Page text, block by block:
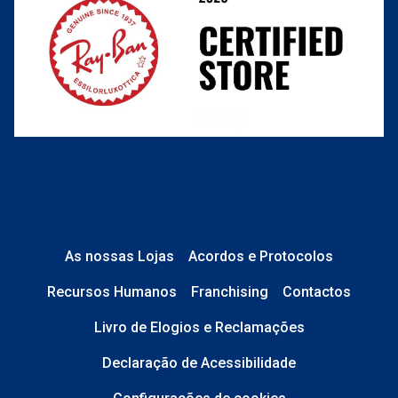
As nossas Lojas Acordos e Protocolos
Recursos Humanos Franchising Contactos
Livro de Elogios e Reclamações
Declaração de Acessibilidade